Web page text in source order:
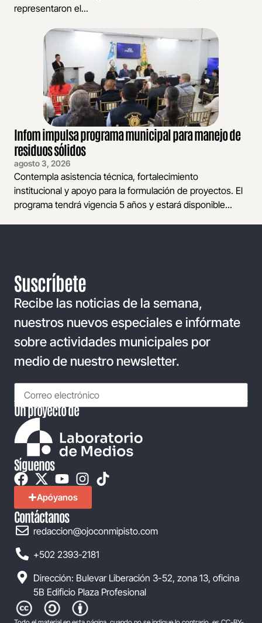
representaron el...
Infom impulsa programa municipal para manejo de
residuos sólidos
agosto 3, 2026
Contempla asistencia técnica, fortalecimiento
institucional y apoyo para la formulación de proyectos. El
programa tendrá vigencia 5 años y estará disponible...
Suscríbete
Recibe las noticias de la semana,
nuestros nuevos especiales e infórmate
sobre actividades municipales por
medio de nuestro newsletter.
Un proyecto de
Síguenos
Apóyanos
Contáctanos
redaccion@ojoconmipisto.com
+502 2393-2181
Dirección: Bulevar Liberación 3-52, zona 13, oficina
5B Edificio Plaza Profesional